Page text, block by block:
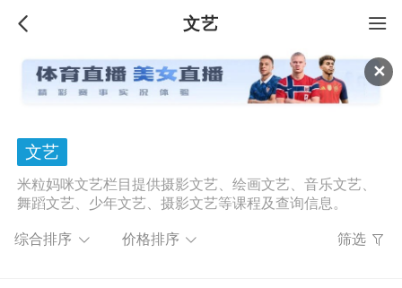
✕
文艺
文艺
米粒妈咪文艺栏目提供摄影文艺、绘画文艺、音乐文艺、
舞蹈文艺、少年文艺、摄影文艺等课程及查询信息。
综合排序 价格排序 筛选